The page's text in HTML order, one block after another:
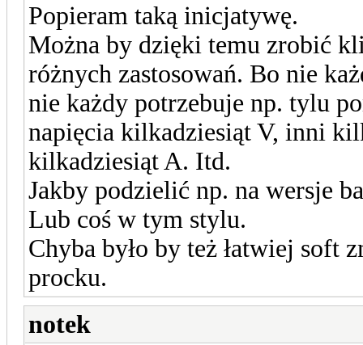
Popieram taką inicjatywę.
Można by dzięki temu zrobić
różnych zastosowań. Bo nie
nie każdy potrzebuje np. tylu
napięcia kilkadziesiąt V, inni
kilkadziesiąt A. Itd.
Jakby podzielić np. na wersje
Lub coś w tym stylu.
Chyba było by też łatwiej soft
procku.
notek